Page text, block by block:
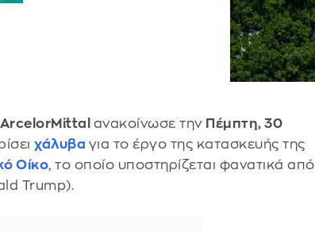
ArcelorMittal ανακοίνωσε την Πέμπτη, 30
χάλυβα για το έργο της κατασκευής της
Οίκο, το οποίο υποστηρίζεται φανατικά από
Trump).